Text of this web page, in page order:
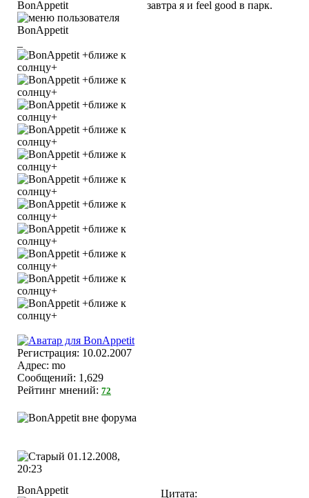
BonAppetit
Регистрация: 10.02.2007
Адрес: mo
Сообщений: 1,629
Рейтинг мнений: 72
завтра я и feel good в парк.
01.12.2008,
20:23
BonAppetit
Цитата: